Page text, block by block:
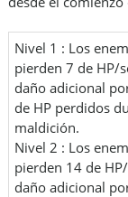
Nivel 1 : Los
pierden 7 de HP/
daño adicional
de HP perdidos
maldición.
Nivel 2 : Los
pierden 14 de
daño adicional